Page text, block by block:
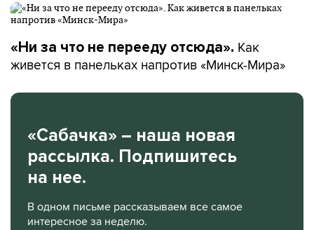
«Ни за что не перееду отсюда». Как
живется в панельках напротив «Минск-Мира»
«Сабачка» – наша новая
рассылка. Подпишитесь
на нее.
В одном письме рассказываем все самое
интересное за неделю.